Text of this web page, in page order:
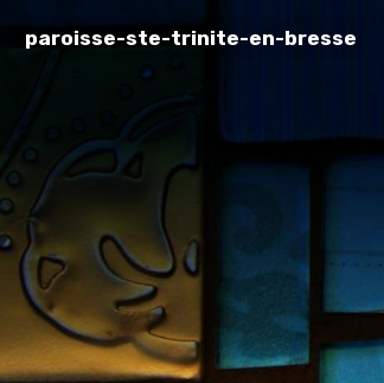
paroisse-ste-trinite-en-bresse